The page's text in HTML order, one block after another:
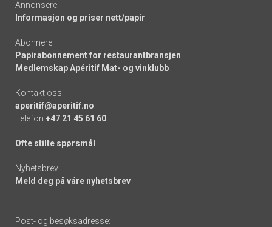
Annonsere:
Informasjon og priser nett/papir
Abonnere:
Papirabonnement for restaurantbransjen
Medlemskap Apéritif Mat- og vinklubb
Kontakt oss:
aperitif@aperitif.no
Telefon +47 21 45 61 60
Ofte stilte spørsmål
Nyhetsbrev:
Meld deg på våre nyhetsbrev
Post- og besøksadresse: